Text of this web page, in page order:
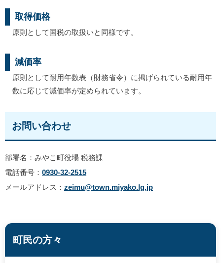
取得価格
原則として国税の取扱いと同様です。
減価率
原則として耐用年数表（財務省令）に掲げられている耐用年
数に応じて減価率が定められています。
お問い合わせ
部署名：みやこ町役場 税務課
電話番号： 0930-32-2515
メールアドレス： zeimu@town.miyako.lg.jp
町民の方々